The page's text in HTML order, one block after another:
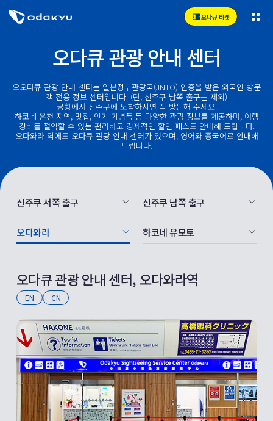
오다큐 티켓
오다큐 관광 안내 센터
오오다큐 관광 안내 센터는 일본정부관광국(JNTO) 인증을 받은 외국인 방문
객 전용 정보 센터입니다. (단, 신주쿠 남쪽 출구는 제외)
공항에서 신주쿠에 도착하시면 꼭 방문해 주세요.
하코네 온천 지역, 맛집, 인기 기념품 등 다양한 관광 정보를 제공하며, 여행
경비를 절약할 수 있는 편리하고 경제적인 할인 패스도 안내해 드립니다.
오다와라 역에도 오다큐 관광 안내 센터가 있으며, 영어와 중국어로 안내해
드립니다.
신주쿠 서쪽 출구 신주쿠 남쪽 출구
오다와라 하코네 유모토
오다큐 관광 안내 센터, 오다와라역
EN CN